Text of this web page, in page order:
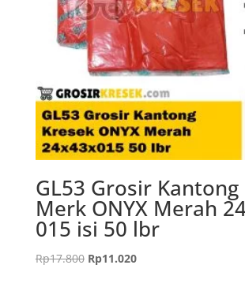
GL53 Grosir Kantong
Merk ONYX Merah
015 isi 50 lbr
Rp17.800 Harga
Rp11.020Harga